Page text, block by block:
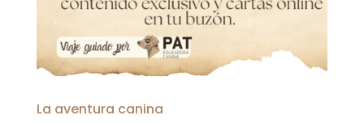
La aventura canina